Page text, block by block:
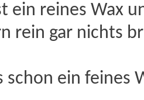
ein reines Wax
rein gar nichts
schon ein feines